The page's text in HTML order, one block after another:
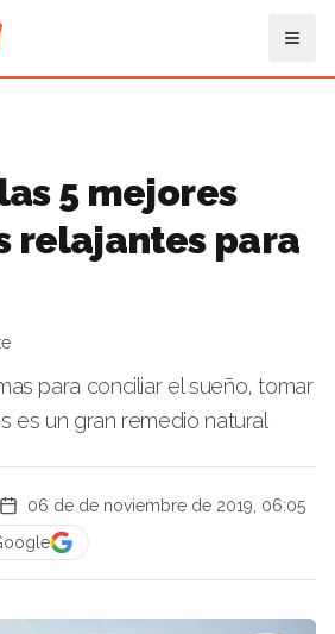
5 mejores
relajantes para
para conciliar el sueño, tomar
es un gran remedio natural
06 de de noviembre de 2019, 06:05